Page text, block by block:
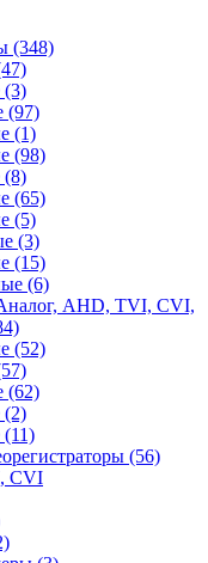
(348)
(3)
(97)
(1)
(98)
(8)
(65)
(5)
(3)
(15)
(6)
AHD, TVI, CVI,
(52)
(62)
(2)
(11)
(56)
CVI